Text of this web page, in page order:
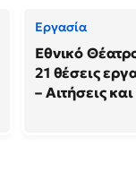
Εργασία
Εθνικό
21 θέσεις
– Αιτήσεις